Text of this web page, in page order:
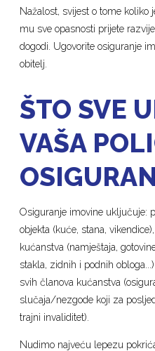
Nažalost, svijest o tome koliko
mu sve opasnosti prijete
dogodi. Ugovorite osiguranje
obitelj.
ŠTO SVE
VAŠA
Osiguranje imovine uključuje:
objekta (kuće, stana,
kućanstva (namještaja,
stakla, zidnih i podnih
svih članova kućanstva
slučaja/nezgode koji za
trajni invaliditet).
Nudimo najveću lepezu